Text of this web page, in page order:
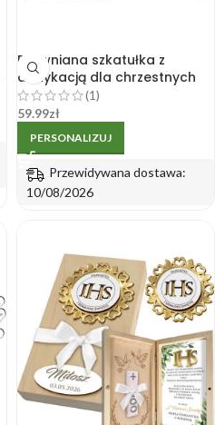
Drewniana szkatułka z
dedykacją dla chrzestnych
na komunię od dziewczynki
(1)
59.99zł
PERSONALIZUJ
Przewidywana dostawa:
10/08/2026